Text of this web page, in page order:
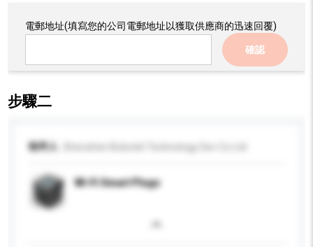
電郵地址(填寫您的公司電郵地址以獲取供應商的迅速回覆)
確認
步驟二
收件人
Wi-Fi Smart Plugs